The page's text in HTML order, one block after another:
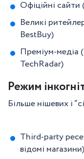
Офіційні
Великі
BestBuy)
Преміум-медіа
TechRadar)
Режим
Більше нішевих і
Third-party
відомі магазини)